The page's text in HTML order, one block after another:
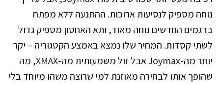
נוחה מספיק לנסיעות ארוכות. ההתנעה ללא מפתח
בדגמים החדשים נוחה מאוד, ותא האחסון מספיק גדול
לשתי קסדות. המחיר שלו נמצא באמצע הקטגוריה – יקר
יותר מה-Joymax אבל זול משמעותית מה-XMAX, מה
שהופך אותו לבחירה מאוזנת למי שרוצה משהו מיוחד בלי